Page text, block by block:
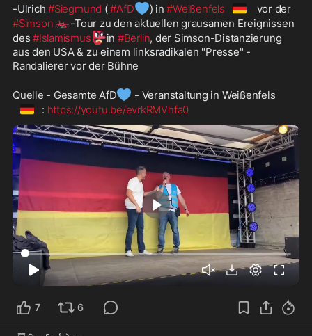
-Ulrich #Siegmund ( #AfD💙) in #Weißenfels 🇩🇪
#Simson 🚲-Tour zu den aktuellen grausamen Ereignissen
des #Islamismus👺in #Berlin, der Simson-Distanzierung
aus den USA & zu einem linksradikalen "Presse" -
Randalierer vor der Bühne
Quelle - Gesamte AfD💙 - Veranstaltung in Weißenfels
🇩🇪 : https://youtu.be/evrkRMVhfa0
2:51
7 6